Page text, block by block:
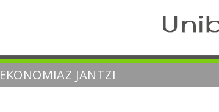
EKONOMIAZ JANTZI